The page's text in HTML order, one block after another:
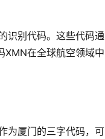
识别代码。这些代码通
XMN在全球航空领域中
为厦门的三字代码，可